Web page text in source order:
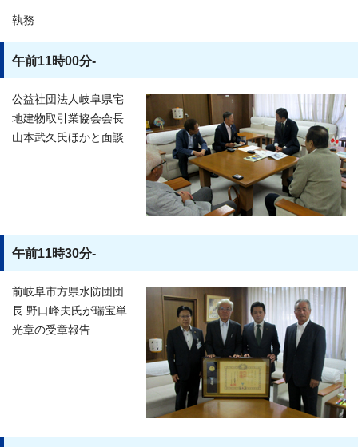
執務
午前11時00分-
公益社団法人岐阜県宅
地建物取引業協会会長
山本武久氏ほかと面談
午前11時30分-
前岐阜市方県水防団団
長 野口峰夫氏が瑞宝単
光章の受章報告